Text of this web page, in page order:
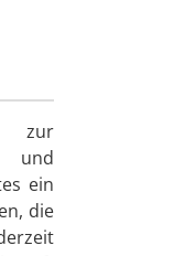
zur
und
ein
die